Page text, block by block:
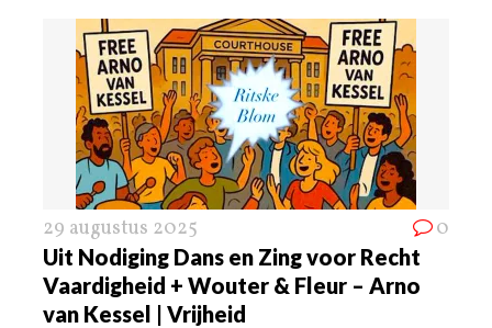
29 augustus 2025 0
Uit Nodiging Dans en Zing voor Recht
Vaardigheid + Wouter & Fleur – Arno
van Kessel | Vrijheid